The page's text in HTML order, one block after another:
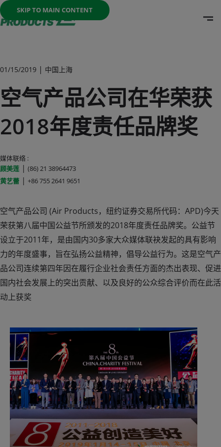
SKIP TO MAIN CONTENT
Once the menu is open you can move between options
01/15/2019 | 中国上海
空气产品公司在华荣获
2018年度责任品牌奖
媒体联络 :
顾美莲 | (86) 21 38964473
黄艺蕾 | +86 755 2641 9651
空气产品公司 (Air Products，纽约证券交易所代码：APD)今天
荣获第八届中国公益节所颁发的2018年度责任品牌奖。公益节
设立于2011年，是由国内30多家大众媒体联袂发起的具有影响
力的年度盛事，旨在弘扬公益精神，倡导公益行为。这是空气产
品公司连续第四年因在履行企业社会责任方面的杰出表现、促进
国内社会发展上的突出贡献、以及良好的公众综合评价而在此活
动上获奖